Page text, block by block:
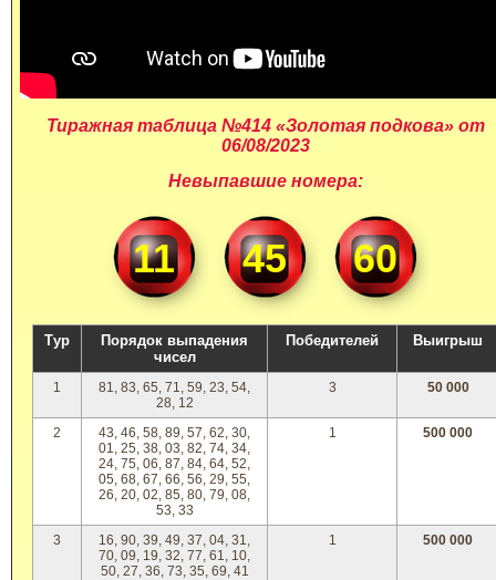
Тиражная таблица №414 «Золотая подкова» от
06/08/2023
Невыпавшие номера:
11 45 60
Тур
Порядок выпадения
чисел
Победителей Выигрыш
1
81, 83, 65, 71, 59, 23, 54,
28, 12
3 50 000
2
43, 46, 58, 89, 57, 62, 30,
01, 25, 38, 03, 82, 74, 34,
24, 75, 06, 87, 84, 64, 52,
05, 68, 67, 66, 56, 29, 55,
26, 20, 02, 85, 80, 79, 08,
53, 33
1 500 000
3
16, 90, 39, 49, 37, 04, 31,
70, 09, 19, 32, 77, 61, 10,
50, 27, 36, 73, 35, 69, 41
1 500 000